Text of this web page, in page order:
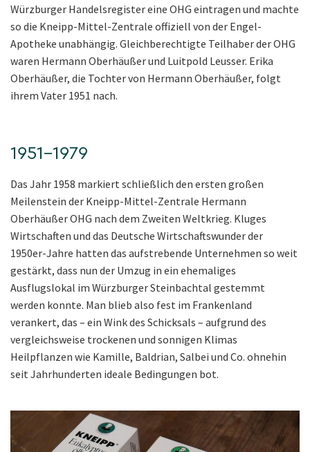
Würzburger Handelsregister eine OHG eintragen und machte
so die Kneipp-Mittel-Zentrale offiziell von der Engel-
Apotheke unabhängig. Gleichberechtigte Teilhaber der OHG
waren Hermann Oberhäußer und Luitpold Leusser. Erika
Oberhäußer, die Tochter von Hermann Oberhäußer, folgt
ihrem Vater 1951 nach.
1951–1979
Das Jahr 1958 markiert schließlich den ersten großen
Meilenstein der Kneipp-Mittel-Zentrale Hermann
Oberhäußer OHG nach dem Zweiten Weltkrieg. Kluges
Wirtschaften und das Deutsche Wirtschaftswunder der
1950er-Jahre hatten das aufstrebende Unternehmen so weit
gestärkt, dass nun der Umzug in ein ehemaliges
Ausflugslokal im Würzburger Steinbachtal gestemmt
werden konnte. Man blieb also fest im Frankenland
verankert, das – ein Wink des Schicksals – aufgrund des
vergleichsweise trockenen und sonnigen Klimas
Heilpflanzen wie Kamille, Baldrian, Salbei und Co. ohnehin
seit Jahrhunderten ideale Bedingungen bot.